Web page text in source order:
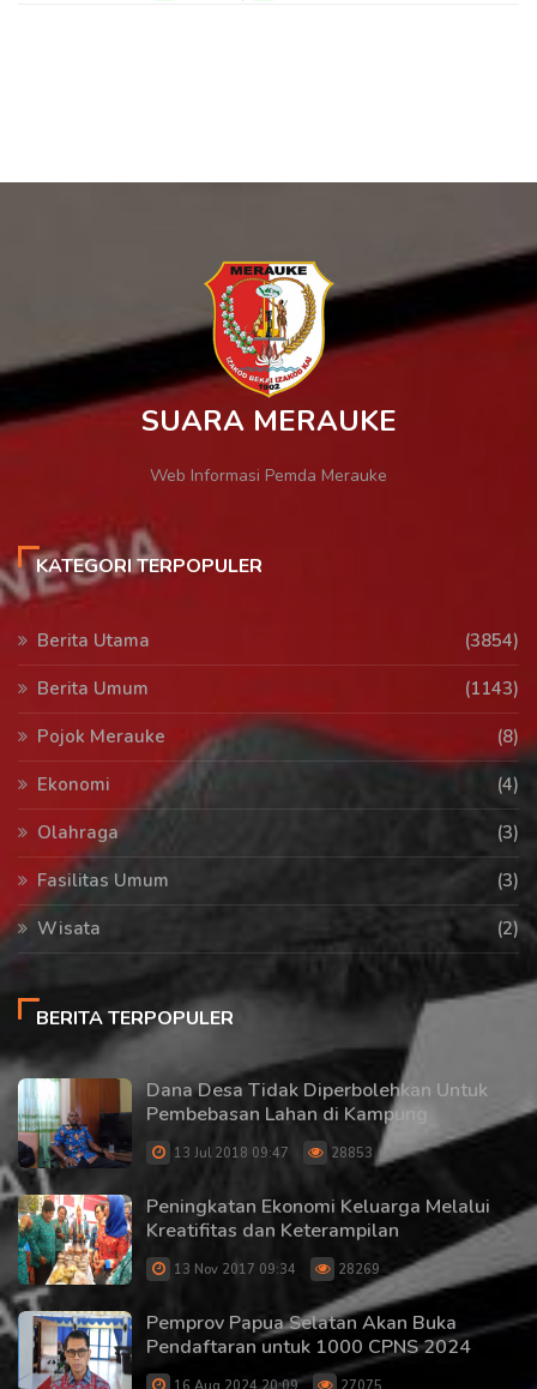
SUARA MERAUKE
Web Informasi Pemda Merauke
KATEGORI TERPOPULER
Berita Utama
(3854)
Berita Umum
(1143)
Pojok Merauke
(8)
Ekonomi
(4)
Olahraga
(3)
Fasilitas Umum
(3)
Wisata
(2)
BERITA TERPOPULER
Dana Desa Tidak Diperbolehkan Untuk
Pembebasan Lahan di Kampung
13 Jul 2018 09:47 28853
Peningkatan Ekonomi Keluarga Melalui
Kreatifitas dan Keterampilan
13 Nov 2017 09:34 28269
Pemprov Papua Selatan Akan Buka
Pendaftaran untuk 1000 CPNS 2024